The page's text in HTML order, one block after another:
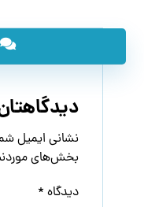
نشانی ایمیل
بخش‌های
دیدگاه *